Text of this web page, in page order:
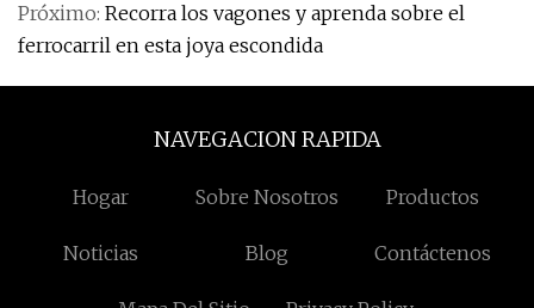
Próximo: Recorra los vagones y aprenda sobre el
ferrocarril en esta joya escondida
NAVEGACION RAPIDA
Hogar Sobre Nosotros Productos
Noticias Blog Contáctenos